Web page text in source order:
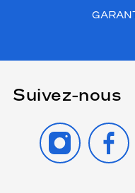
Suivez-nous
INSTAGRAM